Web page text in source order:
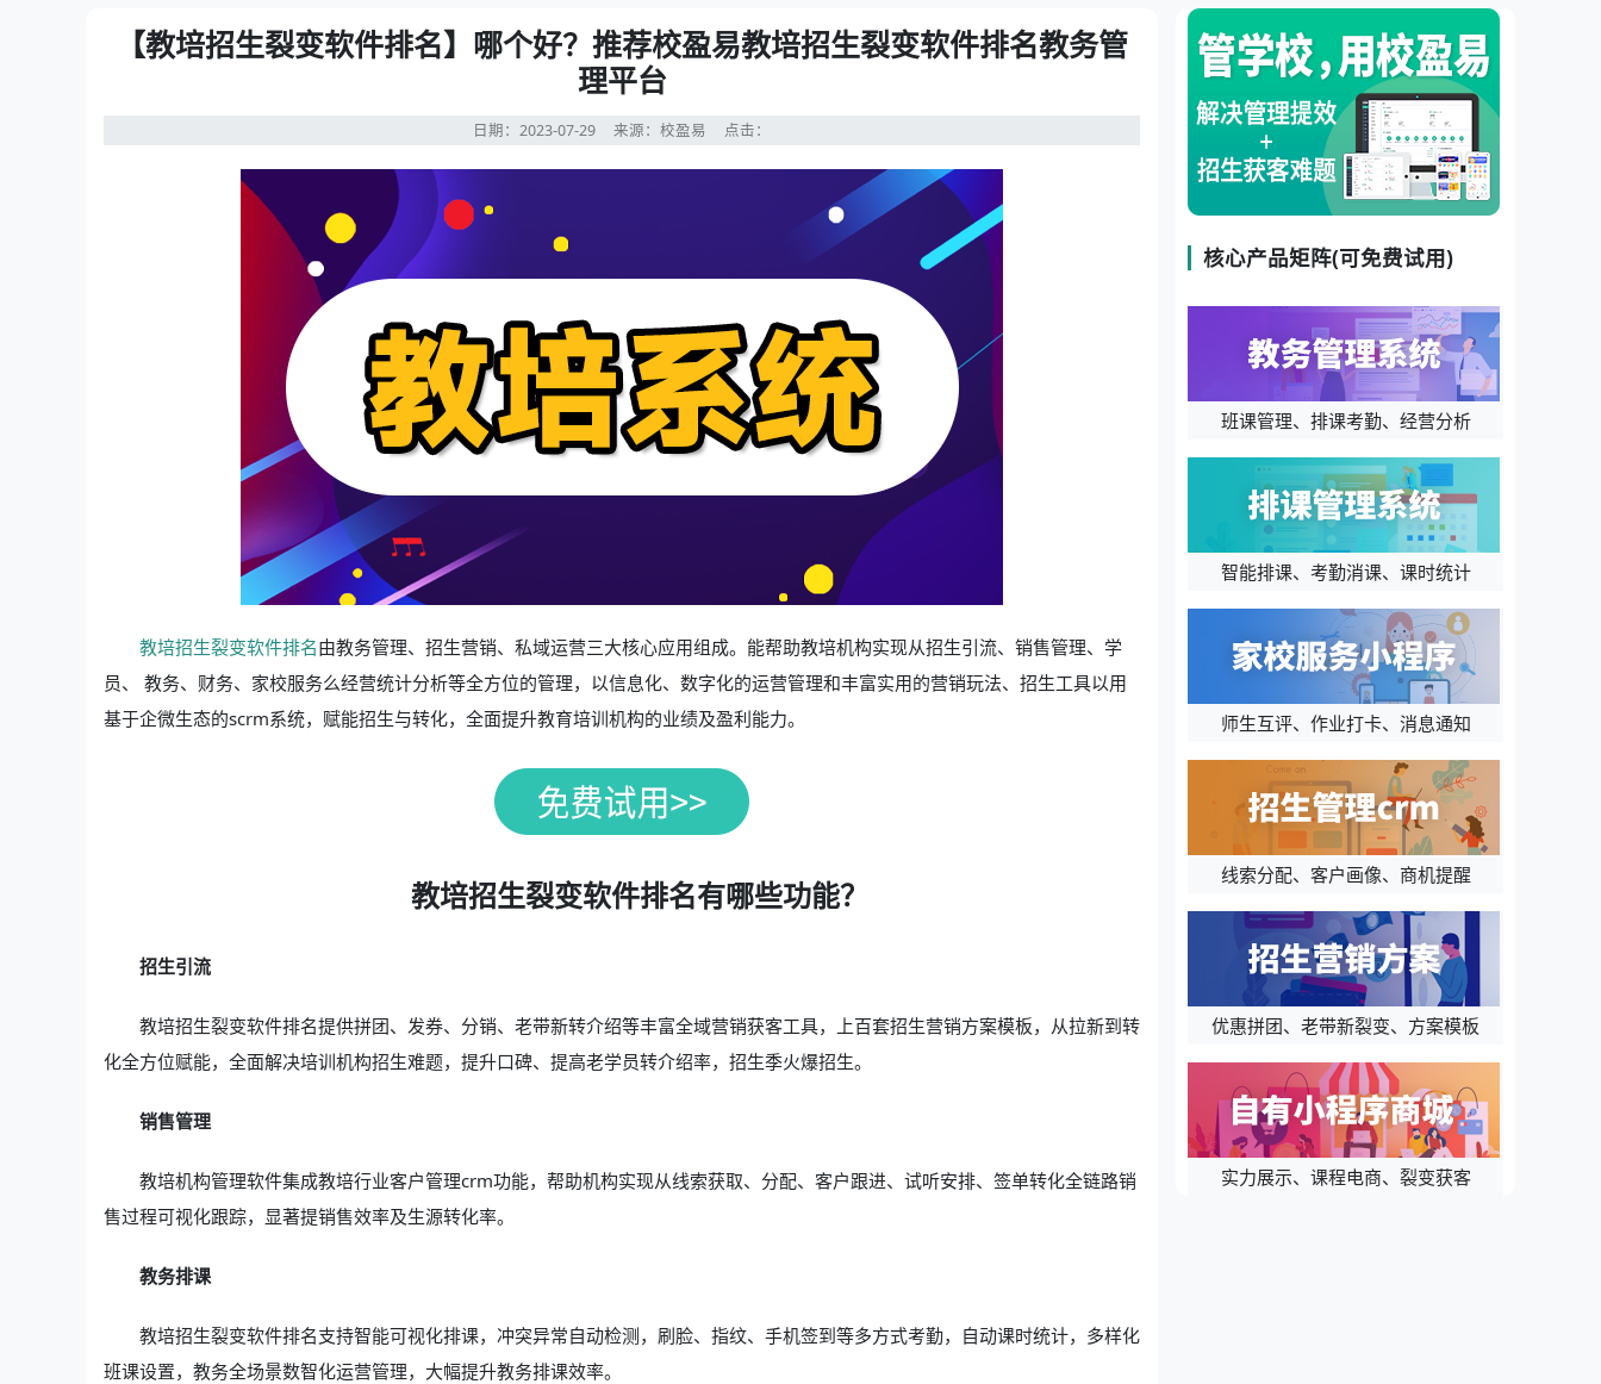
资讯详情：【教培招生裂变软件排名】哪个好？推荐校盈易教培招生裂变软件排名教务管理平台
【教培招生裂变软件排名】哪个好？推荐校盈易教培招生裂变软件排名教务管
理平台
日期：2023-07-29 来源：校盈易 点击：
教培招生裂变软件排名由教务管理、招生营销、私域运营三大核心应用组成。能帮助教培机构实现从招生引流、销售管理、学
员、 教务、财务、家校服务么经营统计分析等全方位的管理，以信息化、数字化的运营管理和丰富实用的营销玩法、招生工具以用
基于企微生态的scrm系统，赋能招生与转化，全面提升教育培训机构的业绩及盈利能力。
教培招生裂变软件排名有哪些功能？
招生引流
教培招生裂变软件排名提供拼团、发券、分销、老带新转介绍等丰富全域营销获客工具，上百套招生营销方案模板，从拉新到转
化全方位赋能，全面解决培训机构招生难题，提升口碑、提高老学员转介绍率，招生季火爆招生。
销售管理
教培机构管理软件集成教培行业客户管理crm功能，帮助机构实现从线索获取、分配、客户跟进、试听安排、签单转化全链路销
售过程可视化跟踪，显著提销售效率及生源转化率。
教务排课
教培招生裂变软件排名支持智能可视化排课，冲突异常自动检测，刷脸、指纹、手机签到等多方式考勤，自动课时统计，多样化
班课设置，教务全场景数智化运营管理，大幅提升教务排课效率。
核心产品矩阵(可免费试用)
班课管理、排课考勤、经营分析
智能排课、考勤消课、课时统计
师生互评、作业打卡、消息通知
线索分配、客户画像、商机提醒
优惠拼团、老带新裂变、方案模板
实力展示、课程电商、裂变获客